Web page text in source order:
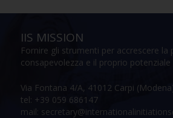
IIS MISSION
Fornire gli strumenti per accrescere la
consapevolezza e il proprio potenziale
Via Fontana 4/A, 41012 Carpi
tel: +39 059 686147
mail: